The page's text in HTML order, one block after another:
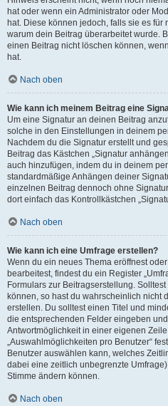
hat oder wenn ein Administrator oder
hat. Diese können jedoch, falls sie es
warum dein Beitrag überarbeitet wurde.
einen Beitrag nicht löschen können,
hat.
Nach oben
Wie kann ich meinem Beitrag eine
Um eine Signatur an deinen Beitrag
solche in den Einstellungen in deinem
Nachdem du die Signatur erstellt und
Beitrag das Kästchen „Signatur
auch hinzufügen, indem du in deinem
standardmäßige Anhängen deiner
einzelnen Beitrag dennoch ohne
dort einfach das Kontrollkästchen
Nach oben
Wie kann ich eine Umfrage erstellen?
Wenn du ein neues Thema eröffnest
bearbeitest, findest du ein Register
Formulars zur Beitragserstellung.
können, so hast du wahrscheinlich nicht
erstellen. Du solltest einen Titel und
die entsprechenden Felder eingeben
Antwortmöglichkeit in einer eigenen
„Auswahlmöglichkeiten pro Benutzer“
Benutzer auswählen kann, welches
dabei eine zeitlich unbegrenzte
Stimme ändern können.
Nach oben